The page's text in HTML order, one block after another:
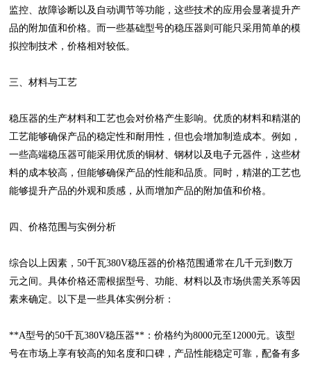
监控、故障诊断以及自动调节等功能，这些技术的应用会显著提升产
品的附加值和价格。而一些基础型号的稳压器则可能只采用简单的模
拟控制技术，价格相对较低。
三、材料与工艺
稳压器的生产材料和工艺也会对价格产生影响。优质的材料和精湛的
工艺能够确保产品的稳定性和耐用性，但也会增加制造成本。例如，
一些高端稳压器可能采用优质的铜材、钢材以及电子元器件，这些材
料的成本较高，但能够确保产品的性能和品质。同时，精湛的工艺也
能够提升产品的外观和质感，从而增加产品的附加值和价格。
四、价格范围与实例分析
综合以上因素，50千瓦380V稳压器的价格范围通常在几千元到数万
元之间。具体价格还需根据型号、功能、材料以及市场供需关系等因
素来确定。以下是一些具体实例分析：
**A型号的50千瓦380V稳压器**：价格约为8000元至12000元。该型
号在市场上享有较高的知名度和口碑，产品性能稳定可靠，配备有多